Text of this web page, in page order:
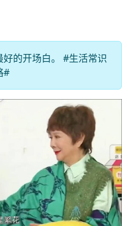
的开场白。 #生活常识
#